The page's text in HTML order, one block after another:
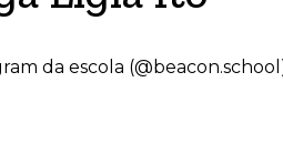
da escola